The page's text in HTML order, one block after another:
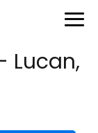
Lucan,